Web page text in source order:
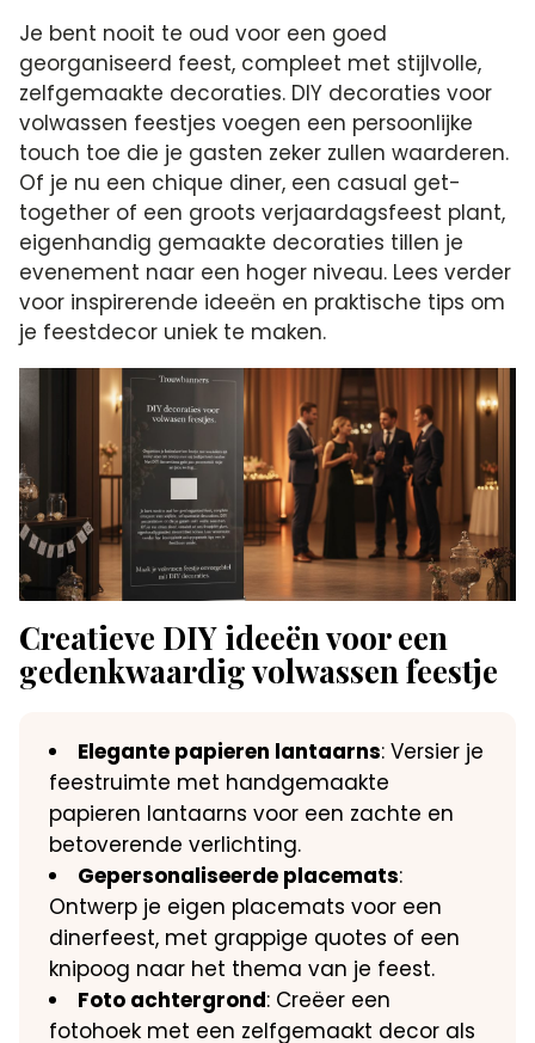
Je bent nooit te oud voor een goed
georganiseerd feest, compleet met stijlvolle,
zelfgemaakte decoraties. DIY decoraties voor
volwassen feestjes voegen een persoonlijke
touch toe die je gasten zeker zullen waarderen.
Of je nu een chique diner, een casual get-
together of een groots verjaardagsfeest plant,
eigenhandig gemaakte decoraties tillen je
evenement naar een hoger niveau. Lees verder
voor inspirerende ideeën en praktische tips om
je feestdecor uniek te maken.
Creatieve DIY ideeën voor een
gedenkwaardig volwassen feestje
Elegante papieren lantaarns: Versier je
feestruimte met handgemaakte
papieren lantaarns voor een zachte en
betoverende verlichting.
Gepersonaliseerde placemats:
Ontwerp je eigen placemats voor een
dinerfeest, met grappige quotes of een
knipoog naar het thema van je feest.
Foto achtergrond: Creëer een
fotohoek met een zelfgemaakt decor als